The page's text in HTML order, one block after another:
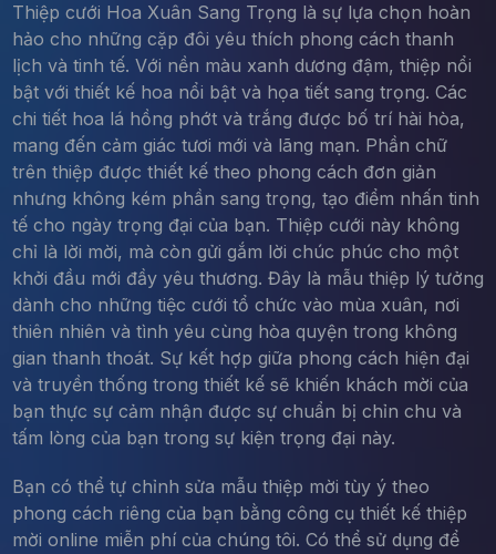
Thiệp cưới Hoa Xuân Sang Trọng là sự lựa chọn hoàn
hảo cho những cặp đôi yêu thích phong cách thanh
lịch và tinh tế. Với nền màu xanh dương đậm, thiệp nổi
bật với thiết kế hoa nổi bật và họa tiết sang trọng. Các
chi tiết hoa lá hồng phớt và trắng được bố trí hài hòa,
mang đến cảm giác tươi mới và lãng mạn. Phần chữ
trên thiệp được thiết kế theo phong cách đơn giản
nhưng không kém phần sang trọng, tạo điểm nhấn tinh
tế cho ngày trọng đại của bạn. Thiệp cưới này không
chỉ là lời mời, mà còn gửi gắm lời chúc phúc cho một
khởi đầu mới đầy yêu thương. Đây là mẫu thiệp lý tưởng
dành cho những tiệc cưới tổ chức vào mùa xuân, nơi
thiên nhiên và tình yêu cùng hòa quyện trong không
gian thanh thoát. Sự kết hợp giữa phong cách hiện đại
và truyền thống trong thiết kế sẽ khiến khách mời của
bạn thực sự cảm nhận được sự chuẩn bị chỉn chu và
tấm lòng của bạn trong sự kiện trọng đại này.
Bạn có thể tự chỉnh sửa mẫu thiệp mời tùy ý theo
phong cách riêng của bạn bằng công cụ thiết kế thiệp
mời online miễn phí của chúng tôi. Có thể sử dụng để